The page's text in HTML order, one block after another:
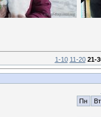
1-10 11-20 21-
Пн
Вт